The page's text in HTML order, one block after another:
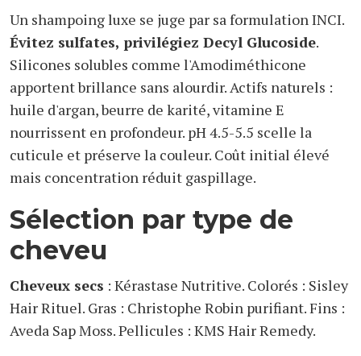
Un shampoing luxe se juge par sa formulation INCI.
Évitez sulfates, privilégiez Decyl Glucoside.
Silicones solubles comme l'Amodiméthicone
apportent brillance sans alourdir. Actifs naturels :
huile d'argan, beurre de karité, vitamine E
nourrissent en profondeur. pH 4.5-5.5 scelle la
cuticule et préserve la couleur. Coût initial élevé
mais concentration réduit gaspillage.
Sélection par type de
cheveu
Cheveux secs : Kérastase Nutritive. Colorés : Sisley
Hair Rituel. Gras : Christophe Robin purifiant. Fins :
Aveda Sap Moss. Pellicules : KMS Hair Remedy.